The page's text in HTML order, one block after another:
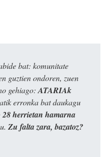
bat: komunitate
guztien ondoren, zuen
gehiago: ATARIAk
erronka bat daukagu
28 herrietan hamarna
Zu falta zara, bazatoz?